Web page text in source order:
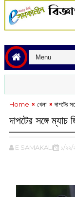
Home খেলা দাপটের
দাপটের সঙ্গে ম্যাচ
E SAMAKALIN ১/